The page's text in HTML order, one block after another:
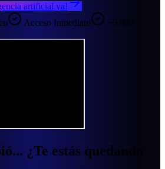
artificial ya!
Acceso Inmediato
+5.000
¿Te estás quedando